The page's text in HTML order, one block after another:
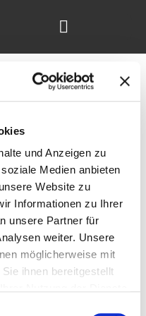
und Anzeigen zu
Medien anbieten
Website zu
Informationen zu Ihrer
unsere Partner für
weiter. Unsere
möglicherweise mit
ihnen bereitgestellt
Nils Oberstadt, Martin
Wallenhauer zum
oder möchtest aber